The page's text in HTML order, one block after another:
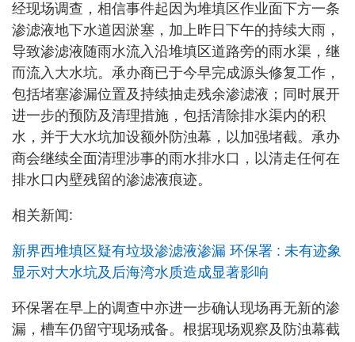
经现场调查，相信事件起因为堆填区作业面下方一条
渗滤液地下水道因淤塞，加上昨日下午的持续大雨，
导致渗滤液随雨水流入沿堆填区道路旁的雨水渠，继
而流入大水坑。承办商已于今早完成源头修复工作，
包括堵塞渗漏位置及持续抽走残余渗滤液；同时展开
进一步的预防及清理措施，包括清除排水渠内的积
水，并于大水坑加设额外防浊幕，以加强堵截。承办
商会继续全面清理涉事的雨水排水口，以清走任何在
排水口内壁残留的渗滤液痕迹。
相关新闻:
新界西堆填区疑有垃圾渗滤液渗漏 环保署 : 未有迹象
显示对大水坑及后海湾水质造成显著影响
环保署在早上的调查中亦进一步确认现场再无新的渗
漏，槽车仍留守现场戒备。根据现场观察及防浊幕截